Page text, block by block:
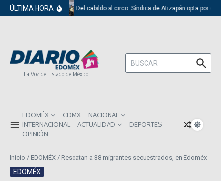
Saltar al contenido
ÚLTIMA HORA Del cabildo al circo: Síndica de Atizapán opta por el
La Voz del Estado de México
Buscar:
EDOMÉX CDMX
NACIONAL
INTERNACIONAL
ACTUALIDAD
DEPORTES
OPINIÓN
Inicio / EDOMÉX / Rescatan a 38 migrantes secuestrados, en Edoméx
EDOMÉX